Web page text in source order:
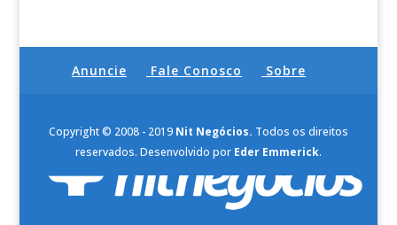
Anuncie Fale Conosco Sobre
Copyright © 2008 - 2019 Nit Negócios. Todos os direitos
reservados. Desenvolvido por Eder Emmerick.